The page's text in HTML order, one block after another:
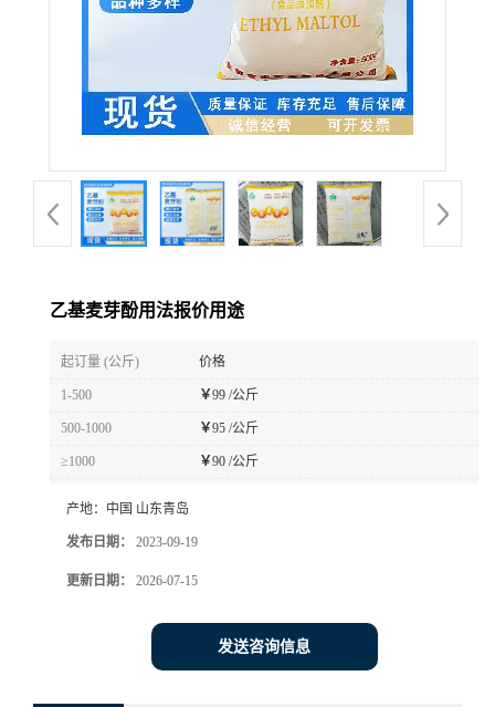
乙基麦芽酚用法报价用途
起订量 (公斤) 价格
1-500 ￥99 /公斤
500-1000 ￥95 /公斤
≥1000 ￥90 /公斤
产地： 中国 山东青岛
发布日期： 2023-09-19
更新日期： 2026-07-15
发送咨询信息